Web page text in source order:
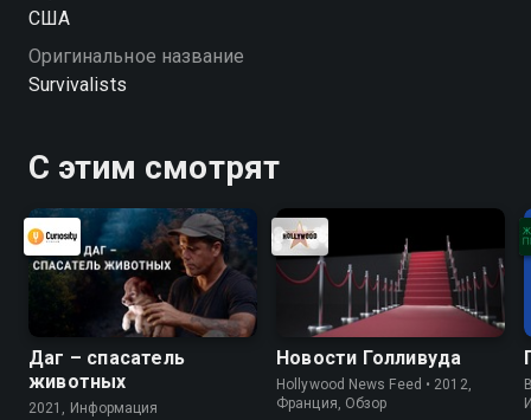
хорошем HD качестве на Смотрёшке
США
Оригинальное название
Survivalists
С этим смотрят
Даг – спасатель
животных
2021, Информация
Новости Голливуда
Hollywood News Feed • 2012,
Франция, Обзор